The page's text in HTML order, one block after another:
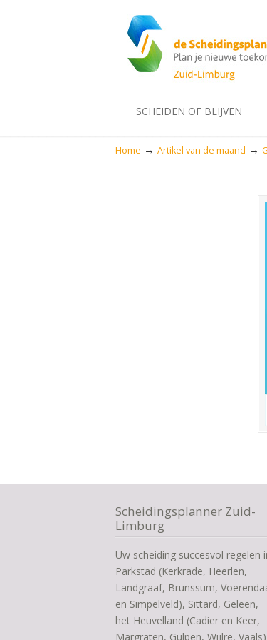
SCHEIDEN OF BLIJVEN
Home → Artikel van de maand →
Scheidingsplanner Zuid-
Limburg
Uw scheiding succesvol regelen
Parkstad (Kerkrade, Heerlen,
Landgraaf, Brunssum,
en Simpelveld), Sittard, Geleen,
het Heuvelland (Cadier en Keer,
Margraten, Gulpen, Wijlre, Vaals)